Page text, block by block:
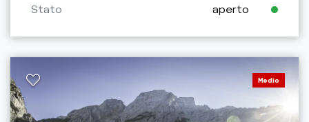
Stato aperto
Medio